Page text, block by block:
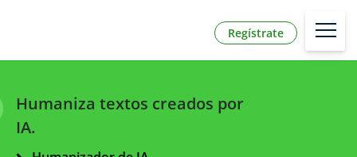
Regístrate
Humaniza textos creados por
IA.